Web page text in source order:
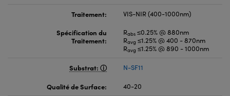
Traitement:
VIS-NIR (400-1000nm)
Spécification du
Traitement:
Rabs ≤0.25% @ 880nm
Ravg ≤1.25% @ 400 - 870nm
Ravg ≤1.25% @ 890 - 1000nm
Substrat: N-SF11
Qualité de Surface: 40-20